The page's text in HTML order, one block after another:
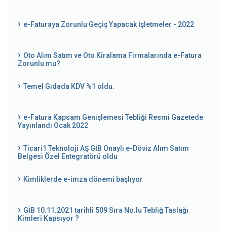
e-Faturaya Zorunlu Geçiş Yapacak İşletmeler - 2022
Oto Alım Satım ve Oto Kiralama Firmalarında e-Fatura
Zorunlu mu?
Temel Gıdada KDV %1 oldu.
e-Fatura Kapsam Genişlemesi Tebliği Resmi Gazetede
Yayınlandı Ocak 2022
Ticari1 Teknoloji AŞ GİB Onaylı e-Döviz Alım Satım
Belgesi Özel Entegratörü oldu
Kimliklerde e-imza dönemi başlıyor
GİB 10.11.2021 tarihli 509 Sıra No.lu Tebliğ Taslağı
Kimleri Kapsıyor ?